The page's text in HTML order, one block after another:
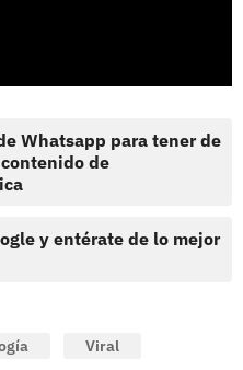
Whatsapp para tener de
de
y entérate de lo mejor
Viral